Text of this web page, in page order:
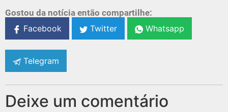
Gostou da notícia então compartilhe:
Facebook
Twitter Whatsapp
Telegram
Deixe um comentário